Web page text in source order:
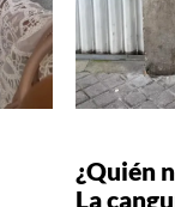
¿Quién
La